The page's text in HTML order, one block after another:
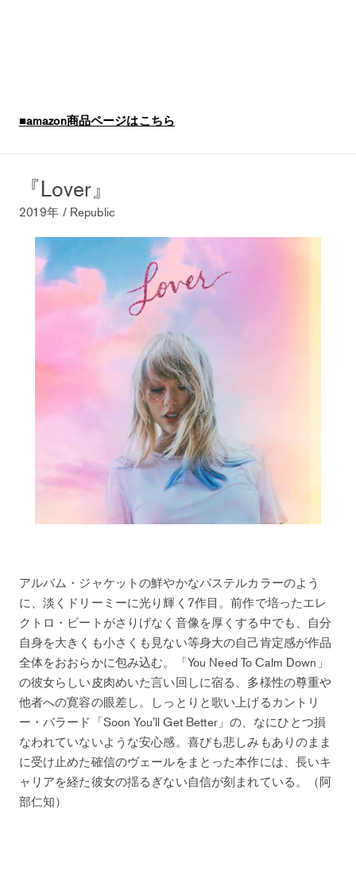
■amazon商品ページはこちら
『Lover』
2019年 / Republic
アルバム・ジャケットの鮮やかなパステルカラーのよう
に、淡くドリーミーに光り輝く7作目。前作で培ったエレ
クトロ・ビートがさりげなく音像を厚くする中でも、自分
自身を大きくも小さくも見ない等身大の自己肯定感が作品
全体をおおらかに包み込む。「You Need To Calm Down」
の彼女らしい皮肉めいた言い回しに宿る、多様性の尊重や
他者への寛容の眼差し。しっとりと歌い上げるカントリ
ー・バラード「Soon You’ll Get Better」の、なにひとつ損
なわれていないような安心感。喜びも悲しみもありのまま
に受け止めた確信のヴェールをまとった本作には、長いキ
ャリアを経た彼女の揺るぎない自信が刻まれている。（阿
部仁知）